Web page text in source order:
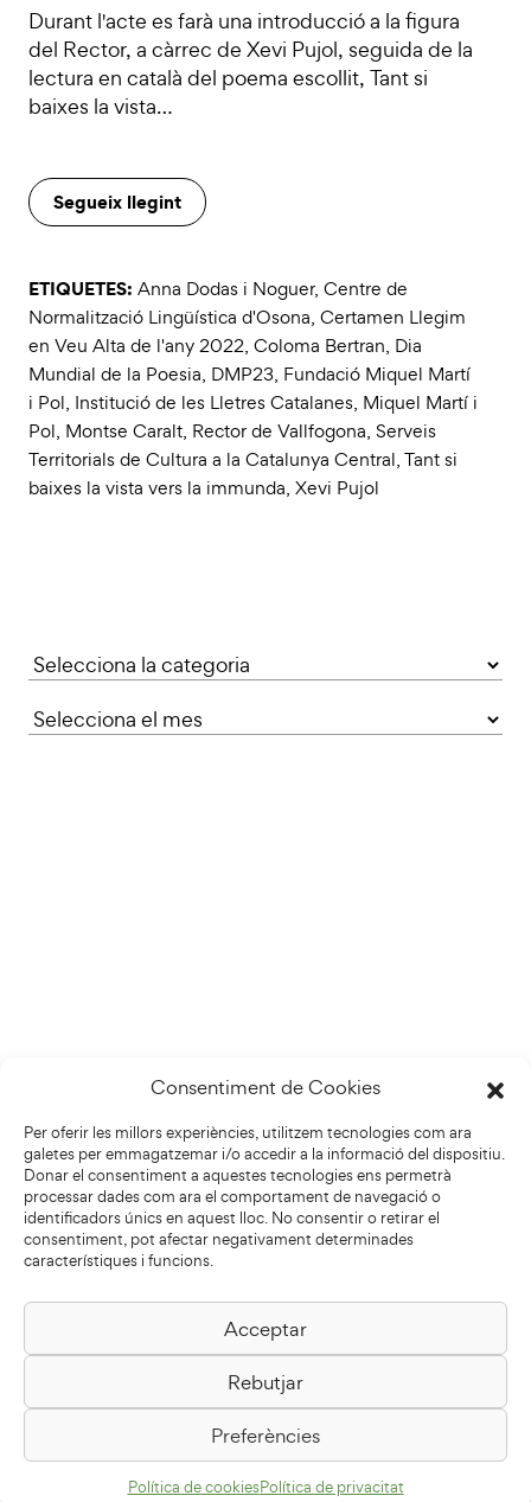
Consentiment de Cookies
Per oferir les millors experiències, utilitzem tecnologies com ara
galetes per emmagatzemar i/o accedir a la informació del dispositiu.
Donar el consentiment a aquestes tecnologies ens permetrà
processar dades com ara el comportament de navegació o
identificadors únics en aquest lloc. No consentir o retirar el
consentiment, pot afectar negativament determinades
característiques i funcions.
Acceptar
Rebutjar
Preferències
Política de cookiesPolítica de privacitat
Durant l'acte es farà una introducció a la figura
del Rector, a càrrec de Xevi Pujol, seguida de la
lectura en català del poema escollit, Tant si
baixes la vista…
Segueix llegint
ETIQUETES: Anna Dodas i Noguer, Centre de
Normalització Lingüística d'Osona, Certamen Llegim
en Veu Alta de l'any 2022, Coloma Bertran, Dia
Mundial de la Poesia, DMP23, Fundació Miquel Martí
i Pol, Institució de les Lletres Catalanes, Miquel Martí i
Pol, Montse Caralt, Rector de Vallfogona, Serveis
Territorials de Cultura a la Catalunya Central,Tant si
baixes la vista vers la immunda, Xevi Pujol
Categories
Biblioteca Pilarin Bayés
Passeig de la Generalitat, 1
08500 Vic